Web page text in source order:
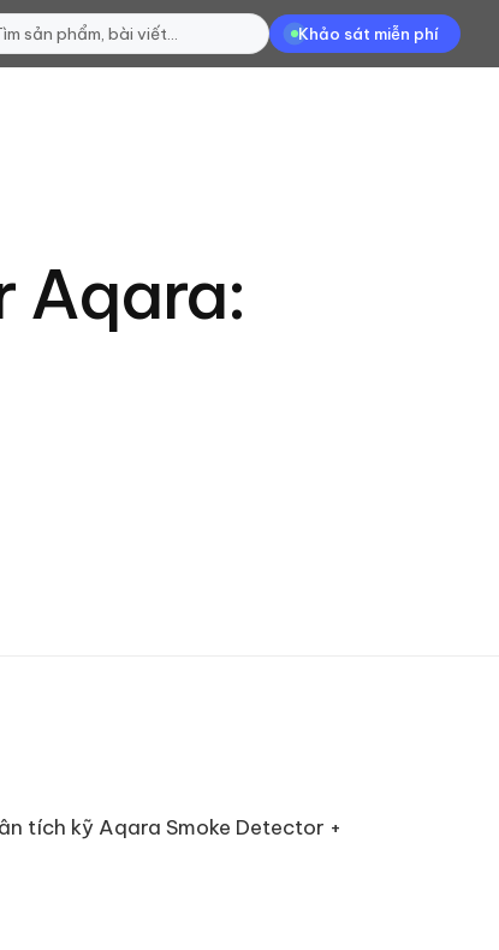
Khảo sát miễn phí
Aqara:
tích kỹ Aqara Smoke Detector +